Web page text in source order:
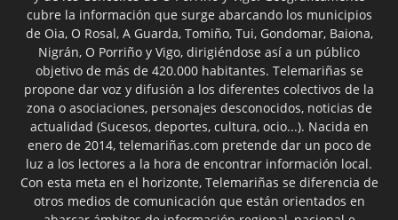
cubre la información que surge abarcando los municipios
de Oia, O Rosal, A Guarda, Tomiño, Tui, Gondomar, Baiona,
Nigrán, O Porriño y Vigo, dirigiéndose así a un público
objetivo de más de 420.000 habitantes. Telemariñas se
propone dar voz y difusión a los diferentes colectivos de la
zona o asociaciones, personajes desconocidos, noticias de
actualidad (Sucesos, deportes, cultura, ocio...). Nacida en
enero de 2014, telemariñas.com pretende dar un poco de
luz a los lectores a la hora de encontrar información local.
Con esta meta en el horizonte, Telemariñas se diferencia de
otros medios de comunicación que están orientados en